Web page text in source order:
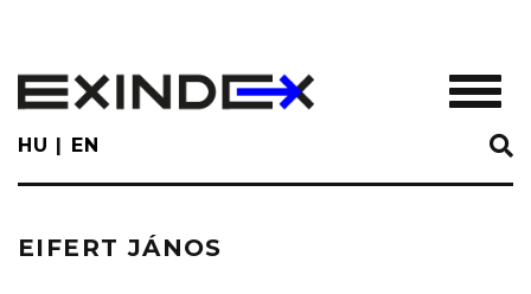
main
content
HU EN
EIFERT JÁNOS